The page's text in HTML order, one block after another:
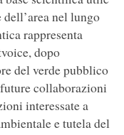
nel lungo
rappresenta
dopo
del verde pubblico
collaborazioni
interessate a
e tutela del